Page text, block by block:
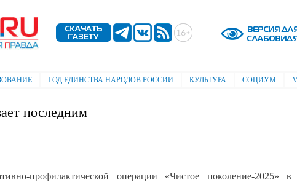
содержанию
ГОД ЕДИНСТВА НАРОДОВ РОССИИ КУЛЬТУРА СОЦИУМ
последним
профилактической операции «Чистое поколение-2025» в